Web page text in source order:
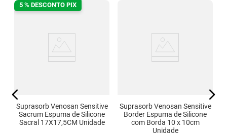
5 % DESCONTO PIX
Suprasorb Venosan Sensitive
Sacrum Espuma de Silicone
Sacral 17X17,5CM Unidade
Suprasorb Venosan Sensitive
Border Espuma de Silicone
com Borda 10 x 10cm
Unidade